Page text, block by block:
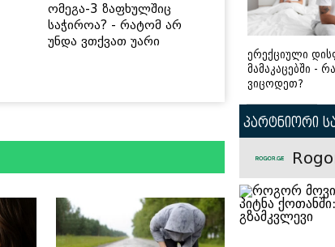
ომეგა-3 ზაფხულშიც
საჭიროა? - რატომ არ
უნდა ვთქვათ უარი
ერექციული
მამაკაცებში -
ვიცოდეთ?
პარტნიორი